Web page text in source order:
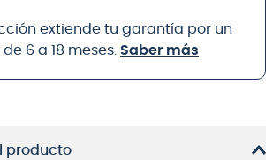
extiende tu garantía por un
6 a 18 meses. Saber más
producto